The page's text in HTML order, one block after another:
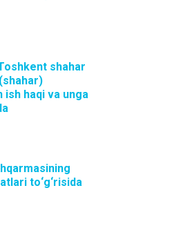
shahar
ish haqi va unga
tо‘g‘risida